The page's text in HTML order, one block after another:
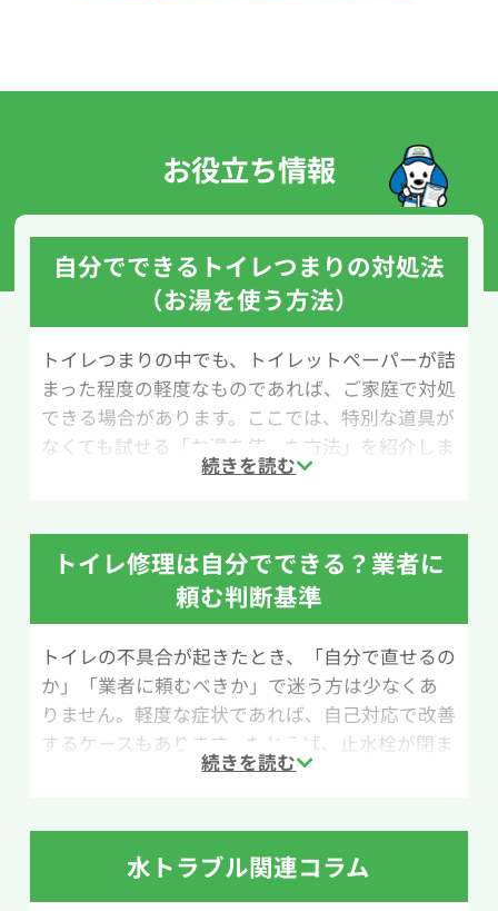
お役立ち情報
自分でできるトイレつまりの対処法
（お湯を使う方法）
トイレつまりの中でも、トイレットペーパーが詰
まった程度の軽度なものであれば、ご家庭で対処
できる場合があります。ここでは、特別な道具が
なくても試せる「お湯を使った方法」を紹介しま
注げる容器と、50℃程度のお湯です。お湯の温度
には注意が必要で、熱湯を使うと便器が急激な温
度変化でひび割れたり破損したりする恐れがあ
作業手順は以下の通りです。まず、便器内の水位
が高くなっている場合は、バケツなどで水を汲み
出して普段の水位まで減らします。その後、用意
したお湯を少し高い位置からゆっくり注ぎます。
を流して改善しているか確認しましょう。
この方法は、お湯によってトイレットペーパーを
トイレ修理は自分でできる？業者に
頼む判断基準
トイレの不具合が起きたとき、「自分で直せるの
か」「業者に頼むべきか」で迷う方は少なくあ
りません。軽度な症状であれば、自己対応で改善
するケースもあります。たとえば、止水栓が閉ま
っているだけで水が出ない場合や、タンク内のチ
説明書を確認しながら対処できることがありま
水トラブル関連コラム